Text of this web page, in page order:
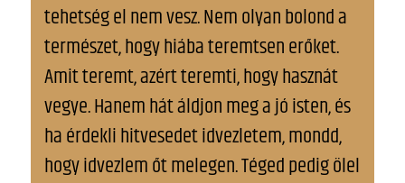
tehetség el nem vesz. Nem olyan bolond a
természet, hogy hiába teremtsen erőket.
Amit teremt, azért teremti, hogy hasznát
vegye. Hanem hát áldjon meg a jó isten, és
ha érdekli hitvesedet idvezletem, mondd,
hogy idvezlem őt melegen. Téged pedig ölel